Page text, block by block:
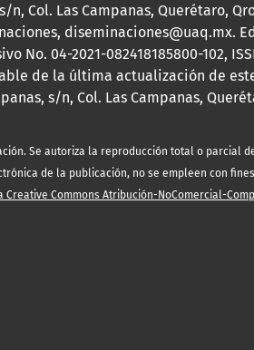
Col. Las Campanas, Querétaro,
diseminaciones@uaq.mx.
No. 04-2021-082418185800-102,
de la última actualización de
s/n, Col. Las Campanas,
Se autoriza la reproducción total o parcial
de la publicación, no se empleen con fines
Creative Commons Atribución-NoComercial-